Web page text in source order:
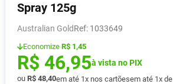
Spray 125g
Australian Gold : 1033649
Economize R$ 1,45
R$ 46,95à vista no PIX
ou R$ 48,40em até 1x nos cartõesem até 1x de
7º Desodorante
8º Absorvente
9º Vitamina D
10 º Lavitan